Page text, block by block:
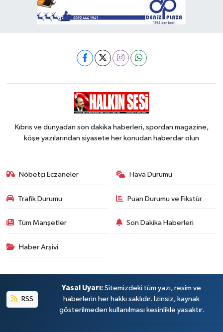
Kıbrıs ve dünyadan son dakika haberleri, spordan magazine,
köşe yazılarından siyasete her konudan haberdar olun
Nöbetçi Eczaneler Hava Durumu
Trafik Durumu Puan Durumu ve Fikstür
Tüm Manşetler Son Dakika Haberleri
Haber Arşivi
RSS
Yasal Uyarı: Sitemizdeki tüm yazı, resim ve
haberlerin her hakkı saklıdır. İzinsiz, kaynak
gösterilmeden kullanılması kesinlikle yasaktır.